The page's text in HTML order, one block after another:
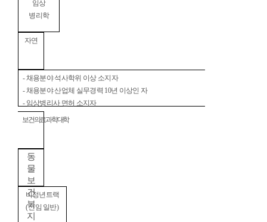
임상
병리학
자연
-채용분야 석사학위 이상 소지자
-채용분야 산업체 실무경력 10년 이상인 자
- 임상병리사 면허 소지자
보건의료과학대학
동
물
보
건
복
지
비정년트랙
(신임 일반)